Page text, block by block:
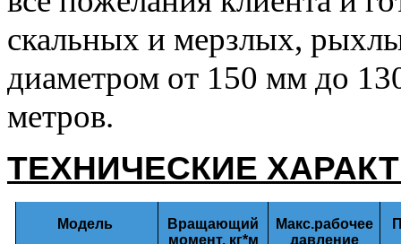
скальных и мерзлых,
диаметром от 150 мм до
метров.
ТЕХНИЧЕСКИЕ
Модель
Вращающий
момент, кг*м
Макс.рабочее
давление